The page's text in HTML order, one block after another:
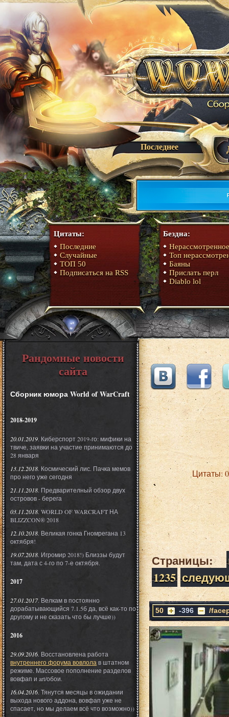
Последнее
Цитаты:
Последние
Случайные
ТОП 50
Подписаться на RSS
Бездна:
Нерассмотренное
Топ
Баяны
Прислать перл
Diablo lol
Рандомные новости
сайта
Сборник юмора World of WarCraft
2018-2019
20.01.2019. Киберспорт 2019-го: мифики на
твиче, заявки на участие принимаются до
28 января
13.12.2018. Космический лис. Пачка мемов
про него уже сегодня
21.11.2018. Предварителный обзор двух
островов - берега
03.11.2018. WORLD OF WARCRAFT НА
BLIZZCON® 2018
12.10.2018. Великая гонка Гномрегана 13
октября!
19.07.2018. Игромир 2018!) Близзы будут
там, дата с 4-го по 7-е октября.
2017
27.01.2017. Велкам в постоянно
дорабатывающийся 7.1.5б да, всё как-то по
другому и не сказать что бы лучше))
2016
29.09.2016. Восстановлена работа
внутреннего форума вовлола в штатном
режиме. Массовое пополнение разделов
вовфап и art/обои.
16.04.2016. Тянутся месяцы в ожидании
выхода нового аддона, вовфап уже не
спасает, но мы делаем всё что возможно))
Цитаты:
Страницы:
1235
50 -396 /